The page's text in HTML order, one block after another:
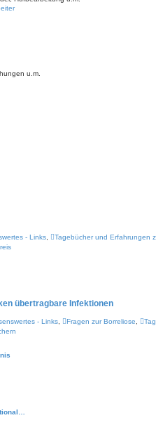
u.m.
- Links
Tagebücher und Erfahrungen
übertragbare Infektionen
- Links Fragen zur Borreliose